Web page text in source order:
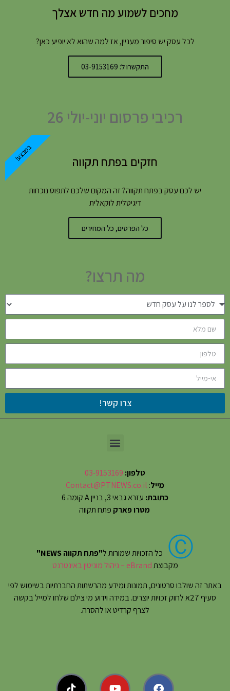
מחכים לשמוע מה חדש אצלך
לכל עסק יש סיפור מעניין, אז למה שהוא לא יופיע כאן?
התקשרו ל: 03-9153169
רכיבי פרסום יוני-יולי 26
חזקים בפתח תקווה
יש לכם עסק בפתח תקווה? זה המקום שלכם לתפוס נוכחות
דיגיטלית לוקאלית
כל הפרטים, כל המחירים
במבצע!
מה תרצו?
צרו קשר!
טלפון: 03-9153169
מייל:
Contact@PTNEWS.co.il
כתובת: עזרא גבאי 3, בניין A קומה 6
מטרו פארק פתח תקווה
Ⓒ כל הזכויות שמורות ל"פתח תקווה NEWS"
מקבוצתeBrand – ניהול מוניטין באינטרנט
באתר זה שולבו סרטונים, תמונות ומידע מהרשתות החברתיות בשימוש לפי
סעיף 27א לחוק זכויות יוצרים. במידה וידוע מי צילם שלחו למייל בקשה
לצרף קרדיט או להסרה.